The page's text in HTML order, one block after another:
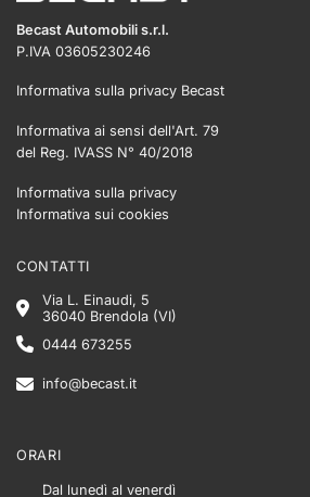
Becast Automobili s.r.l.
P.IVA 03605230246
Informativa sulla privacy Becast
Informativa ai sensi dell'Art. 79
del Reg. IVASS N° 40/2018
Informativa sulla privacy
Informativa sui cookies
CONTATTI
Via L. Einaudi, 5
36040 Brendola (VI)
0444 673255
info@becast.it
ORARI
Dal lunedì al venerdì